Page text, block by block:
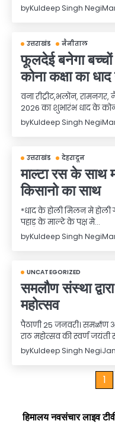
byKuldeep Singh Negi
उत्तराखंड नैनीताल
फूलदेई बनेगा
कोना कक्षा का
वना रीट्रीट,भलोंन,
2026 का शुभारंभ धाद के
byKuldeep Singh Negi
उत्तराखंड देहरादून
माल्टा रस के साथ
किसानो का साथ
*धाद के होली मिलन मे होली
पहाड़ के माल्टे के पक्ष मे…
byKuldeep Singh Negi
UNCATEGORIZED
समलौण संस्था
महोत्सव
पैठाणी 25 जनवरी। समळौ॑ण
राठ महोत्सव की स्वर्ण जयंती
byKuldeep Singh Negi
1
हिमालय नवसंचार लाइव